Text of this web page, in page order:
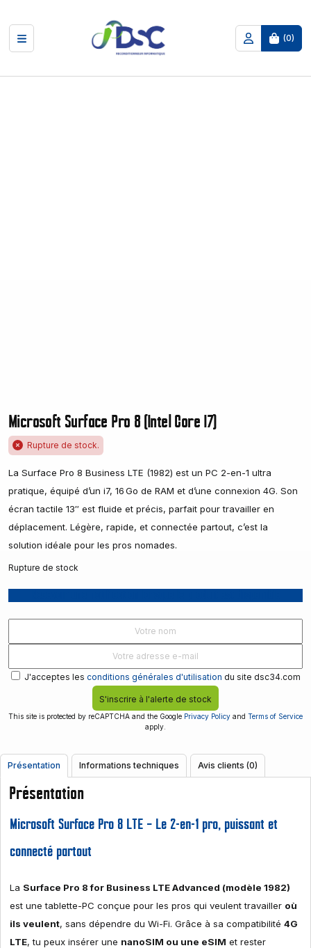
(0)
Microsoft Surface Pro 8 (Intel Core I7)
Rupture de stock.
La Surface Pro 8 Business LTE (1982) est un PC 2-en-1 ultra
pratique, équipé d’un i7, 16 Go de RAM et d’une connexion 4G. Son
écran tactile 13″ est fluide et précis, parfait pour travailler en
déplacement. Légère, rapide, et connectée partout, c’est la
solution idéale pour les pros nomades.
Rupture de stock
J'acceptes les conditions générales d'utilisation du site dsc34.com
S'inscrire à l'alerte de stock
This site is protected by reCAPTCHA and the Google Privacy Policy and Terms of Service
apply.
Présentation Informations techniques Avis clients (0)
Présentation
Microsoft Surface Pro 8 LTE – Le 2-en-1 pro, puissant et
connecté partout
La Surface Pro 8 for Business LTE Advanced (modèle 1982)
est une tablette-PC conçue pour les pros qui veulent travailler où
ils veulent, sans dépendre du Wi-Fi. Grâce à sa compatibilité4G
LTE, tu peux insérer une nanoSIM ou une eSIM et rester